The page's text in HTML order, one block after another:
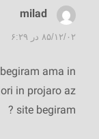
milad
۸۵/۱۲/۰۲ در ۶:۲۹
ama in
in projaro az
site begiram ?